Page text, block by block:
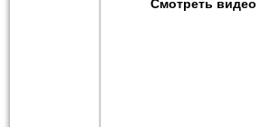
Смотреть видео